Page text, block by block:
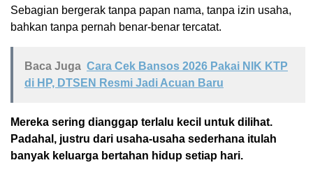
Sebagian bergerak tanpa papan nama, tanpa izin usaha,
bahkan tanpa pernah benar-benar tercatat.
Baca Juga Cara Cek Bansos 2026 Pakai NIK KTP
di HP, DTSEN Resmi Jadi Acuan Baru
Mereka sering dianggap terlalu kecil untuk dilihat.
Padahal, justru dari usaha-usaha sederhana itulah
banyak keluarga bertahan hidup setiap hari.